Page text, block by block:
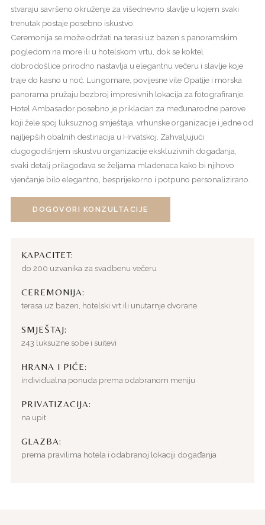
KAPACITET:
do 200 uzvanika za svadbenu večeru
CEREMONIJA:
terasa uz bazen, hotelski vrt ili unutarnje dvorane
SMJEŠTAJ:
243 luksuzne sobe i suitevi
HRANA I PIĆE:
individualna ponuda prema odabranom meniju
PRIVATIZACIJA:
na upit
GLAZBA:
prema pravilima hotela i odabranoj lokaciji događanja
stvaraju savršeno okruženje za višednevno slavlje u kojem svaki
trenutak postaje posebno iskustvo.
Ceremonija se može održati na terasi uz bazen s panoramskim
pogledom na more ili u hotelskom vrtu, dok se koktel
dobrodošlice prirodno nastavlja u elegantnu večeru i slavlje koje
traje do kasno u noć. Lungomare, povijesne vile Opatije i morska
panorama pružaju bezbroj impresivnih lokacija za fotografiranje.
Hotel Ambasador posebno je prikladan za međunarodne parove
koji žele spoj luksuznog smještaja, vrhunske organizacije i jedne od
najljepših obalnih destinacija u Hrvatskoj. Zahvaljujući
dugogodišnjem iskustvu organizacije ekskluzivnih događanja,
svaki detalj prilagođava se željama mladenaca kako bi njihovo
vjenčanje bilo elegantno, besprijekorno i potpuno personalizirano.
DOGOVORI KONZULTACIJE